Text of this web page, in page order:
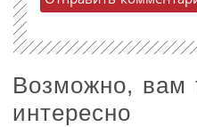
Возможно, вам
интересно